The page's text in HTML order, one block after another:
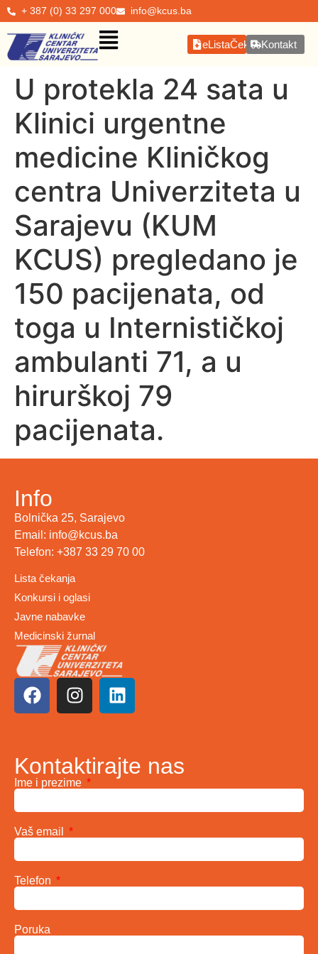
+ 387 (0) 33 297 000 info@kcus.ba
eListaČekanjaKontakt
U protekla 24 sata u
Klinici urgentne
medicine Kliničkog
centra Univerziteta u
Sarajevu (KUM
KCUS) pregledano je
150 pacijenata, od
toga u Internističkoj
ambulanti 71, a u
hirurškoj 79
pacijenata.
Info
Bolnička 25, Sarajevo
Email: info@kcus.ba
Telefon: +387 33 29 70 00
Lista čekanja
Konkursi i oglasi
Javne nabavke
Medicinski žurnal
Kontaktirajte nas
Ime i prezime
Vaš email
Telefon
Poruka